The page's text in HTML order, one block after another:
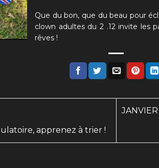
Que du bon, que du beau pour
clown adultes du 2 .12 invite les
rêves !
apprenez à trier !